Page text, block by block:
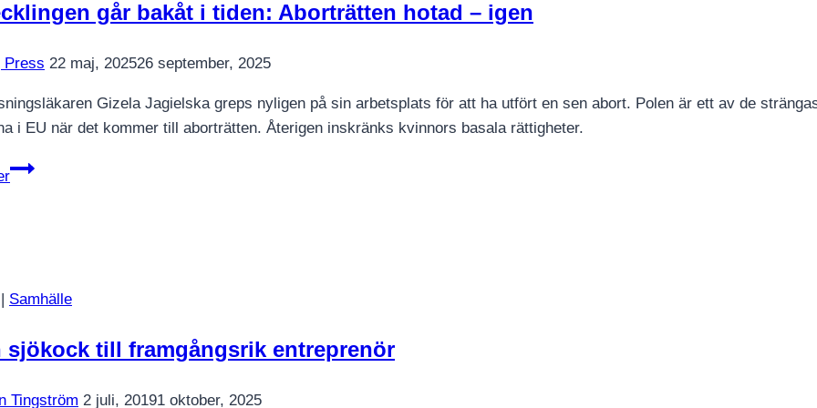
med
går bakåt i tiden: Aborträtten hotad – igen
Press 22 maj, 202526 september, 2025
Gizela Jagielska greps nyligen på sin arbetsplats för att ha utfört en sen abort. Polen är ett av de
i EU när det kommer till aborträtten. Återigen inskränks kvinnors basala rättigheter.
Utvecklingen
Aborträtten
igen
Samhälle
sjökock till framgångsrik entreprenör
Tingström 2 juli, 20191 oktober, 2025